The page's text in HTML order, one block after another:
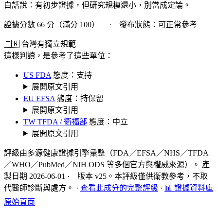
白話說：有初步證據，但研究規模還小，別當成定論。
證據分數 66 分（滿分 100） · 發布狀態：可正常參考
🇹🇼 台灣有獨立規範
這樣判讀，是參考了這些單位：
US FDA 態度：支持
展開原文引用
EU EFSA 態度：持保留
展開原文引用
TW TFDA / 衛福部 態度：中立
展開原文引用
評級由多源健康證據引擎彙整（FDA／EFSA／NHS／TFDA
／WHO／PubMed／NIH ODS 等多個官方與權威來源）。 產
製日期 2026-06-01 · 版本 v25。本評級僅供衛教參考，不取
代醫師診斷與處方。 · 查看此成分的完整評級 · 📊 證據資料庫
原始頁面